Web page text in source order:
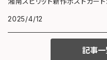
2025/4/12
記事一